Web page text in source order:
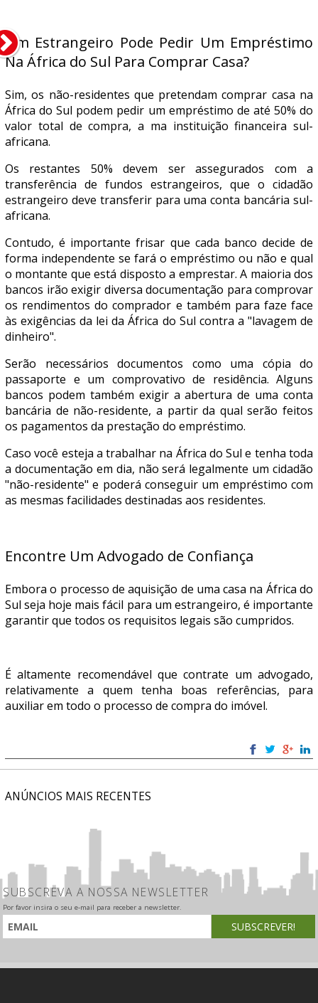
Um Estrangeiro Pode Pedir Um Empréstimo
Na África do Sul Para Comprar Casa?
Sim, os não-residentes que pretendam comprar casa na
África do Sul podem pedir um empréstimo de até 50% do
valor total de compra, a ma instituição financeira sul-
africana.
Os restantes 50% devem ser assegurados com a
transferência de fundos estrangeiros, que o cidadão
estrangeiro deve transferir para uma conta bancária sul-
africana.
Contudo, é importante frisar que cada banco decide de
forma independente se fará o empréstimo ou não e qual
o montante que está disposto a emprestar. A maioria dos
bancos irão exigir diversa documentação para comprovar
os rendimentos do comprador e também para faze face
às exigências da lei da África do Sul contra a "lavagem de
dinheiro".
Serão necessários documentos como uma cópia do
passaporte e um comprovativo de residência. Alguns
bancos podem também exigir a abertura de uma conta
bancária de não-residente, a partir da qual serão feitos
os pagamentos da prestação do empréstimo.
Caso você esteja a trabalhar na África do Sul e tenha toda
a documentação em dia, não será legalmente um cidadão
"não-residente" e poderá conseguir um empréstimo com
as mesmas facilidades destinadas aos residentes.
Encontre Um Advogado de Confiança
Embora o processo de aquisição de uma casa na África do
Sul seja hoje mais fácil para um estrangeiro, é importante
garantir que todos os requisitos legais são cumpridos.
É altamente recomendável que contrate um advogado,
relativamente a quem tenha boas referências, para
auxiliar em todo o processo de compra do imóvel.
ANÚNCIOS MAIS RECENTES
SUBSCREVA A NOSSA NEWSLETTER
Por favor insira o seu e-mail para receber a newsletter.